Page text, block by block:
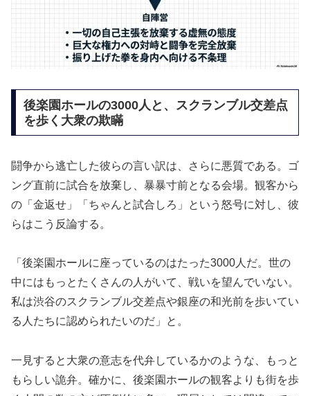
後楽園ホールの3000人と、スクランブル交差点
を歩く大衆の欺瞞
闘争から逃亡した彼らの言い訳は、さらに悪質である。ゴ
ング直前に試合を放棄し、暴暴寸前となる会場。観客から
の「金返せ」「ちゃんと試合しろ」という怒号に対し、彼
らはこう反論する。
「後楽園ホールに座っているのはたった3000人だ。世の
中にはもっとたくさんの人がいて、戦いを望んでいない。
私は渋谷のスクランブル交差点や銀座の和光前を歩いてい
る人たちに認められたいのだ」と。
一見すると大衆の意志を代弁しているかのような、もっと
もらしい詭弁。確かに、後楽園ホールの観客よりも街を歩